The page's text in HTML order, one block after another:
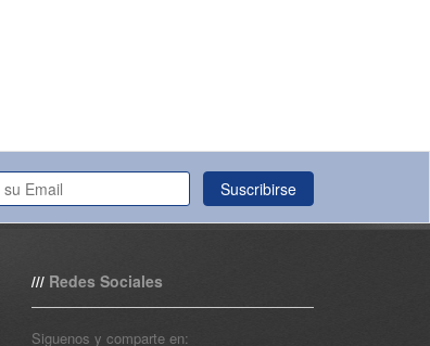
Suscribirse
/// Redes Sociales
Siguenos y comparte en: